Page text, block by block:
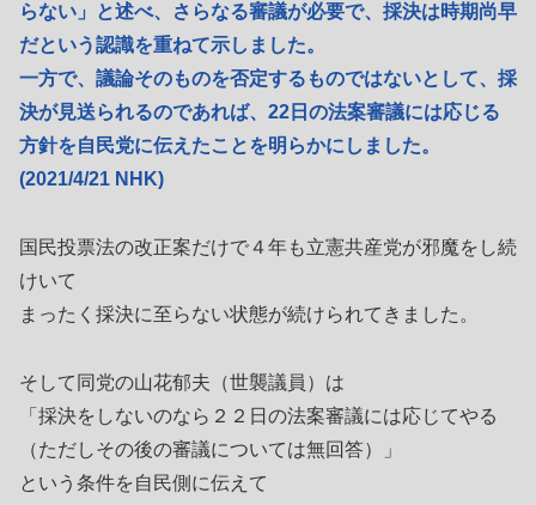
らない」と述べ、さらなる審議が必要で、採決は時期尚早
だという認識を重ねて示しました。
一方で、議論そのものを否定するものではないとして、採
決が見送られるのであれば、22日の法案審議には応じる
方針を自民党に伝えたことを明らかにしました。
(2021/4/21 NHK)
国民投票法の改正案だけで４年も立憲共産党が邪魔をし続
けいて
まったく採決に至らない状態が続けられてきました。
そして同党の山花郁夫（世襲議員）は
「採決をしないのなら２２日の法案審議には応じてやる
（ただしその後の審議については無回答）」
という条件を自民側に伝えて